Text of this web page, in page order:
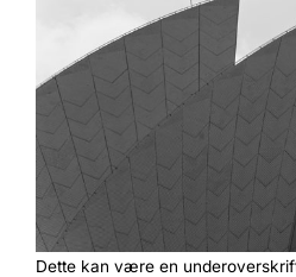
Dette kan være en